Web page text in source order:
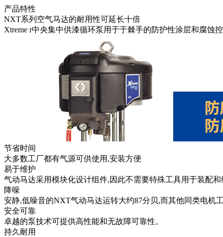
产品特性
NXT系列空气马达的耐用性可延长十倍
Xtreme r中央集中供漆循环泵用于于棘手的防护性涂层和腐蚀
节省时间
大多数工厂都有气源可供使用,安装方便
易于维护
气动马达采用模块化设计组件,因此不需要特殊工具用于装配和
降噪
安静,低噪音的NXT气动马达运转大约87分贝,而其他同类电机
安全可靠
卓越的泵技术可提供高性能和无故障可靠性。
持久耐用